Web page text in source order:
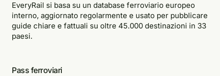
EveryRail si basa su un database ferroviario europeo
interno, aggiornato regolarmente e usato per pubblicare
guide chiare e fattuali su oltre 45.000 destinazioni in 33
paesi.
Pass ferroviari